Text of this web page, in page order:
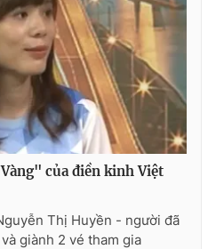
của điền kinh Việt
Thị Huyền - người đã
giành 2 vé tham gia